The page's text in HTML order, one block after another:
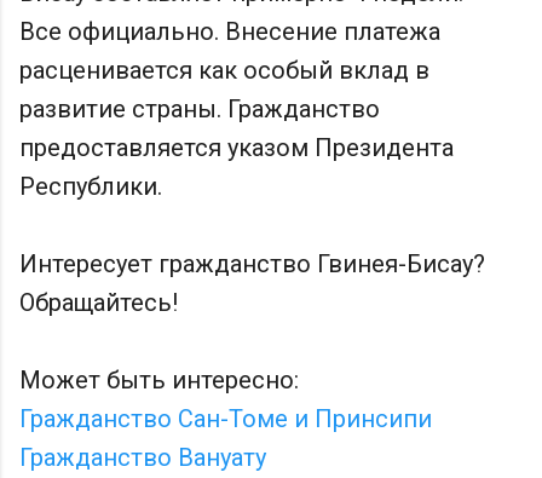
Все официально. Внесение платежа
расценивается как особый вклад в
развитие страны. Гражданство
предоставляется указом Президента
Республики.
Интересует гражданство Гвинея-Бисау?
Обращайтесь!
Может быть интересно:
Гражданство Сан-Томе и Принсипи
Гражданство Вануату